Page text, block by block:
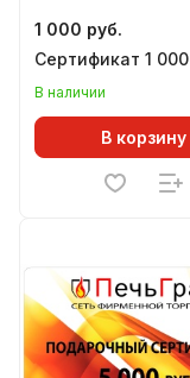
1 000 руб.
Сертификат 1 000
В наличии
В корзину